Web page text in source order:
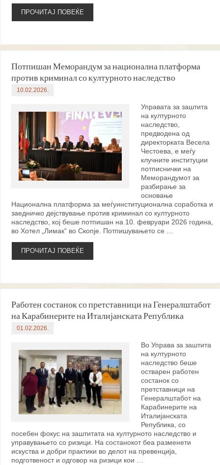
ПРОЧИТАЈ ПОВЕЌЕ
Потпишан Меморандум за национална платформа
против криминал со културното наследство
10.02.2026.
Управата за заштита
на културното
наследство,
предводена од
директорката Весела
Честоева, е меѓу
клучните институции
потписнички на
Меморандумот за
разбирање за
основање
Национална платформа за меѓуинституционална соработка и
заедничко дејствување против криминал со културното
наследство, кој беше потпишан на 10. февруари 2026 година,
во Хотел „Лимак“ во Скопје. Потпишувањето се …
ПРОЧИТАЈ ПОВЕЌЕ
Работен состанок со претставници на Генералштабот
на Карабинерите на Италијанската Република
01.02.2026.
Во Управа за заштита
на културното
наследство беше
остварен работен
состанок со
претставници на
Генералштабот на
Карабинерите на
Италијанската
Република, со
посебен фокус на заштитата на културното наследство и
управувањето со ризици. На состанокот беа разменети
искуства и добри практики во делот на превенција,
подготвеност и одговор на ризици кои …